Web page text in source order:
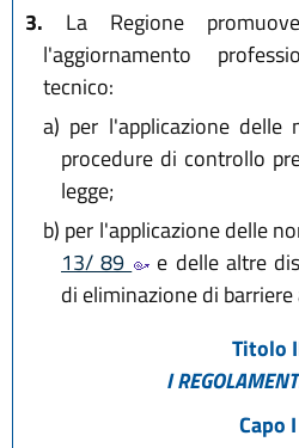
3. La Regione
l'aggiornamento
tecnico:
a) per l'applicazione delle
procedure di controllo
legge;
b) per l'applicazione delle
13/ 89
e delle altre
di eliminazione di
Titolo
I
Capo I